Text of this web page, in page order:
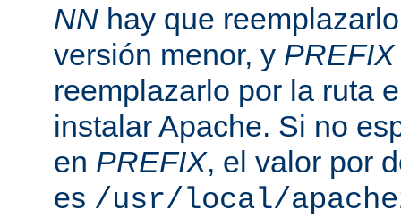
NN hay que
versión menor, y PREFIX
reemplazarlo por la ruta
instalar Apache. Si no
en PREFIX, el valor por
es /usr/local/